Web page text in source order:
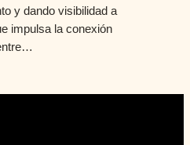
y dando visibilidad a
impulsa la conexión